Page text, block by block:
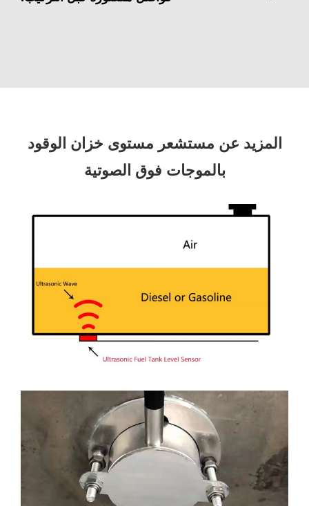
المزيد عن مستشعر مستوى خزان الوقود
بالموجات فوق الصوتية